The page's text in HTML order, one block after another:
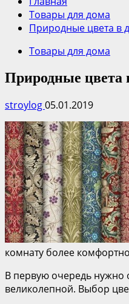
Товары для дома
Природные цвета в
Товары для дома
Природные цвета
stroylog05.01.2019
комнату более
В первую очередь нужно
великолепной. Выбор